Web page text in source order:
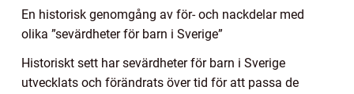
En historisk genomgång av för- och nackdelar med
olika ”sevärdheter för barn i Sverige”
Historiskt sett har sevärdheter för barn i Sverige
utvecklats och förändrats över tid för att passa de